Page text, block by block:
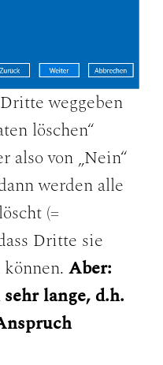
weggeben
löschen“
also von „Nein“
werden alle
(=
Dritte sie
Aber:
lange, d.h.